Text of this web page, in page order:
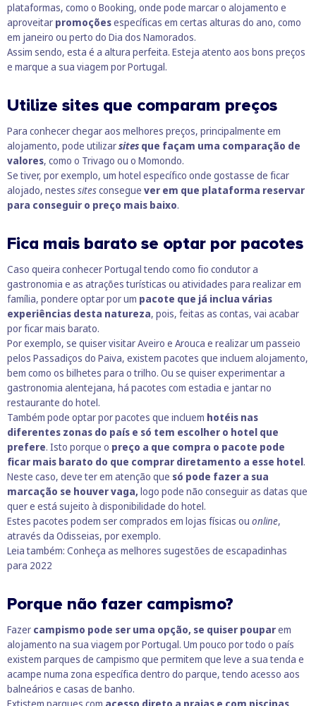
plataformas, como o Booking, onde pode marcar o alojamento e
aproveitar promoçõesespecíficas em certas alturas do ano, como
em janeiro ou perto do Dia dos Namorados.
Assim sendo, esta é a altura perfeita. Esteja atento aos bons preços
e marque a sua viagem por Portugal.
Utilize sites que comparam preços
Para conhecer chegar aos melhores preços, principalmente em
alojamento, pode utilizarsites que façam uma comparação de
valores, como o Trivago ou o Momondo.
Se tiver, por exemplo, um hotel específico onde gostasse de ficar
alojado, nestes sitesconsegue ver em que plataforma reservar
para conseguir o preço mais baixo.
Fica mais barato se optar por pacotes
Caso queira conhecer Portugal tendo como fio condutor a
gastronomia e as atrações turísticas ou atividades para realizar em
família, pondere optar por um pacote que já inclua várias
experiências desta natureza, pois, feitas as contas, vai acabar
por ficar mais barato.
Por exemplo, se quiser visitar Aveiro e Arouca e realizar um passeio
pelos Passadiços do Paiva, existem pacotes que incluem alojamento,
bem como os bilhetes para o trilho. Ou se quiser experimentar a
gastronomia alentejana, há pacotes com estadia e jantar no
restaurante do hotel.
Também pode optar por pacotes que incluem hotéis nas
diferentes zonas do país e só tem escolher o hotel que
prefere. Isto porque o preço a que compra o pacote pode
ficar mais barato do que comprar diretamento a esse hotel.
Neste caso, deve ter em atenção que só pode fazer a sua
marcação se houver vaga, logo pode não conseguir as datas que
quer e está sujeito à disponibilidade do hotel.
Estes pacotes podem ser comprados em lojas físicas ou online,
através da Odisseias, por exemplo.
Leia também: Conheça as melhores sugestões de escapadinhas
para 2022
Porque não fazer campismo?
Fazer campismo pode ser uma opção, se quiser pouparem
alojamento na sua viagem por Portugal. Um pouco por todo o país
existem parques de campismo que permitem que leve a sua tenda e
acampe numa zona específica dentro do parque, tendo acesso aos
balneários e casas de banho.